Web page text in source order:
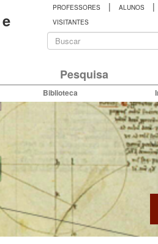
PROFESSORES | ALUNOS |
VISITANTES
Formulário
busca
Pesquisa
Biblioteca